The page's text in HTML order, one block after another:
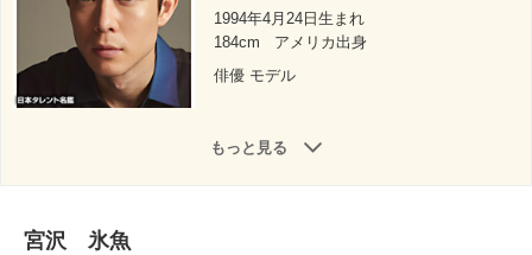
1994年4月24日生まれ
184cm
アメリカ出身
俳優 モデル
もっと見る
宮沢 氷魚